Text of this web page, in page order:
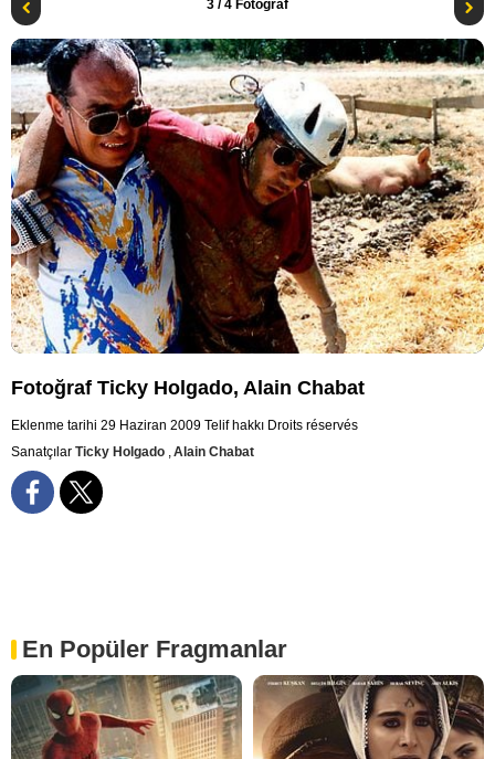
3 / 4 Fotoğraf
Fotoğraf Ticky Holgado, Alain Chabat
Eklenme tarihi 29 Haziran 2009 Telif hakkı Droits réservés
Sanatçılar Ticky Holgado ,Alain Chabat
En Popüler Fragmanlar